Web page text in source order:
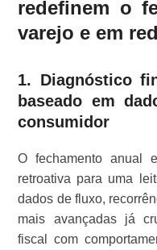
redefinem o
varejo e em
1. Diagnóstico
baseado em
consumidor
O fechamento anual
retroativa para uma
dados de fluxo,
mais avançadas já
fiscal com